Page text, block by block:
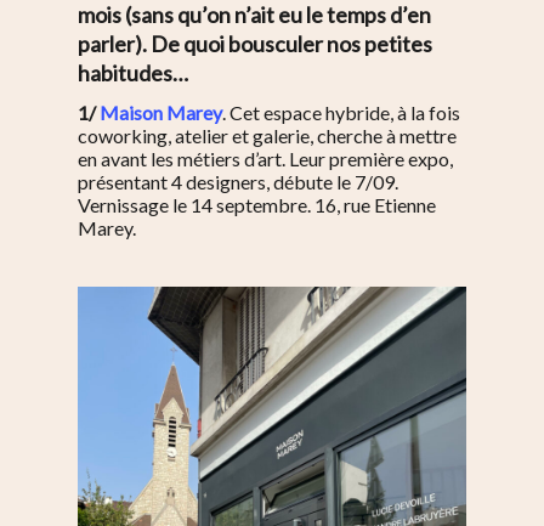
mois (sans qu’on n’ait eu le temps d’en
parler). De quoi bousculer nos petites
habitudes…
1/ Maison Marey. Cet espace hybride, à la fois
coworking, atelier et galerie, cherche à mettre
en avant les métiers d’art. Leur première expo,
présentant 4 designers, débute le 7/09.
Vernissage le 14 septembre. 16, rue Etienne
Marey.